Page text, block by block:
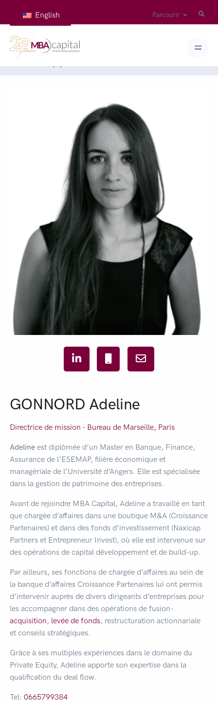
English Parcourir
GONNORD Adeline
Directrice de mission - Bureau de Marseille, Paris
Adeline est diplômée d’un Master en Banque, Finance,
Assurance de l’ESEMAP, filière économique et
managériale de l’Université d’Angers. Elle est spécialisée
dans la gestion de patrimoine des entreprises.
Avant de rejoindre MBA Capital, Adeline a travaillé en tant
que chargée d’affaires dans une boutique M&A (Croissance
Partenaires) et dans des fonds d’investissement (Naxicap
Partners et Entrepreneur Invest), où elle est intervenue sur
des opérations de capital développement et de build-up.
Par ailleurs, ses fonctions de chargée d’affaires au sein de
la banque d’affaires Croissance Partenaires lui ont permis
d’intervenir auprès de divers dirigeants d’entreprises pour
les accompagner dans des opérations de fusion-
acquisition, levée de fonds, restructuration actionnariale
et conseils stratégiques.
Grâce à ses multiples expériences dans le domaine du
Private Equity, Adeline apporte son expertise dans la
qualification du deal flow.
Tel: 0665799384